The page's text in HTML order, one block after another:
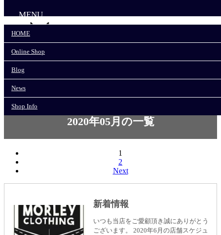
Online Shop
News
MENU
HOME
Online Shop
Blog
News
Shop Info
2020年05月の一覧
1
2
Next
新着情報
いつも当店をご愛顧頂き誠にありがとう
ございます。 2020年6月の店舗スケジュ